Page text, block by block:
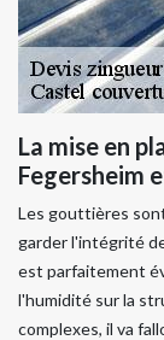
La mise en
Fegersheim
Les gouttières
garder l'intégrité
est parfaitement
l'humidité sur la
complexes, il va